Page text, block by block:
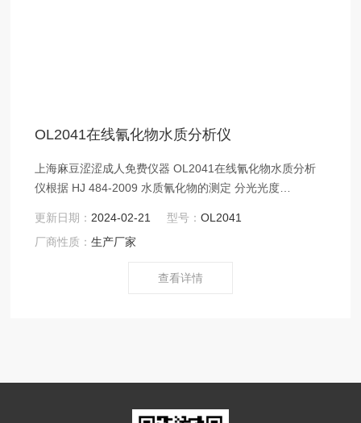
OL2041在线氰化物水质分析仪
上海麻豆涩涩成人免费仪器 OL2041在线氰化物水质分析
仪根据 HJ 484-2009 水质氰化物的测定 分光光度
分光光度法和GB/T 5750.5—2006 生活饮用水标准检验方
法 无机非金属指标，测量地表水、生活污
更新日期： 2024-02-21 型号：OL2041
厂商性质：生产厂家
查看详情